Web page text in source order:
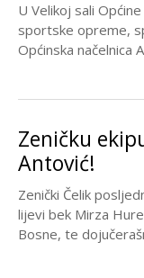
U Velikoj sali
sportske opreme,
Općinska načelnica
Zeničku
Antović!
Zenički Čelik
lijevi bek Mirza
Bosne, te